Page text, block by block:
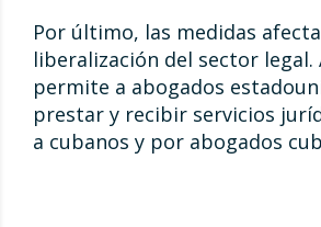
Por último, las medidas
liberalización del sector legal.
permite a abogados
prestar y recibir servicios
a cubanos y por abogados